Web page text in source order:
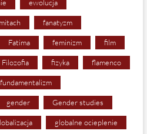
ewolucja
fanatyzm
Fatima feminizm film
Filozofia fizyka flamenco
fundamentalizm
gender Gender studies
globalne ocieplenie